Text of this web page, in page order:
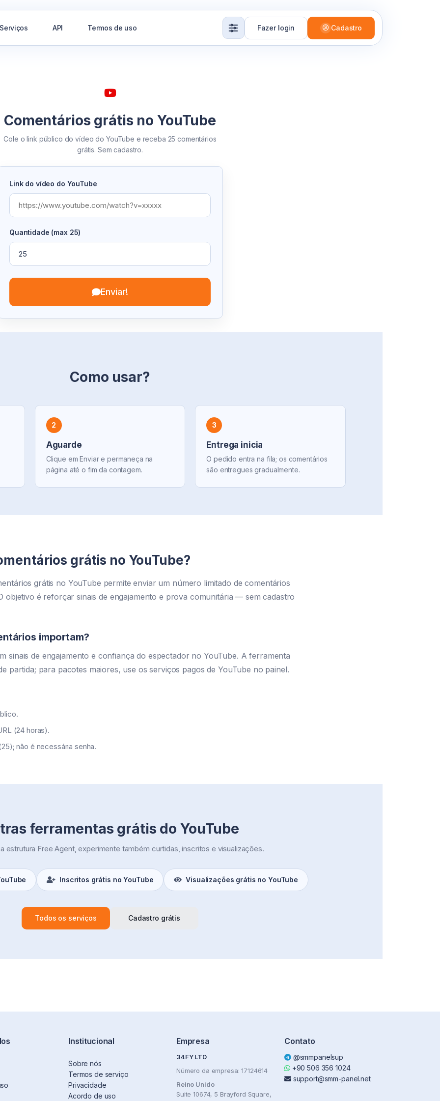
Serviços API Termos de uso Fazer login Cadastro
Comentários grátis no YouTube
Cole o link público do vídeo do YouTube e receba 25 comentários
grátis. Sem cadastro.
Link do vídeo do YouTube
Quantidade (max 25)
Enviar!
Como usar?
2
Aguarde
Clique em Enviar e permaneça na
página até o fim da contagem.
3
Entrega inicia
O pedido entra na fila; os comentários
são entregues gradualmente.
grátis no YouTube?
grátis no YouTube permite enviar um número limitado de comentários
objetivo é reforçar sinais de engajamento e prova comunitária — sem cadastro
importam?
sinais de engajamento e confiança do espectador no YouTube. A ferramenta
partida; para pacotes maiores, use os serviços pagos de YouTube no painel.
(24 horas).
não é necessária senha.
ferramentas grátis do YouTube
estrutura Free Agent, experimente também curtidas, inscritos e visualizações.
Inscritos grátis no YouTube Visualizações grátis no YouTube
Todos os serviços Cadastro grátis
Institucional
Sobre nós
Termos de serviço
Privacidade
Acordo de uso
Empresa
34FY LTD
Número da empresa: 17124614
Reino Unido
Suite 10674, 5 Brayford Square,
Contato
@smmpanelsup
+90 506 356 1024
support@smm-panel.net